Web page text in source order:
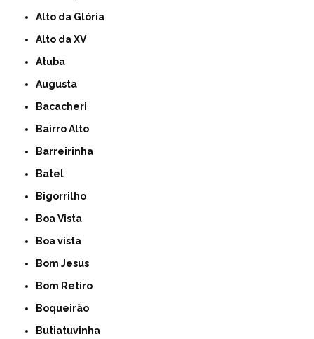
Alto da Glória
Alto da XV
Atuba
Augusta
Bacacheri
Bairro Alto
Barreirinha
Batel
Bigorrilho
Boa Vista
Boa vista
Bom Jesus
Bom Retiro
Boqueirão
Butiatuvinha